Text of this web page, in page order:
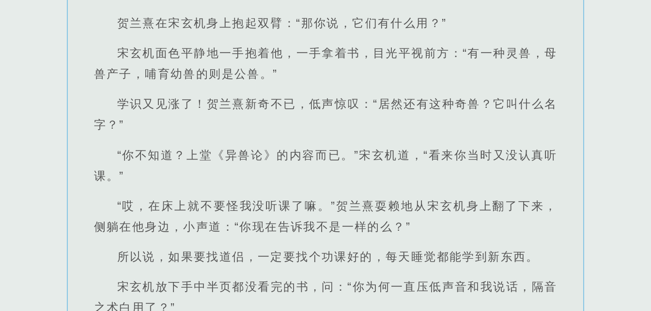
贺兰熹在宋玄机身上抱起双臂：“那你说，它们有什么用？”
宋玄机面色平静地一手抱着他，一手拿着书，目光平视前方：“有一种灵兽，母
兽产子，哺育幼兽的则是公兽。”
学识又见涨了！贺兰熹新奇不已，低声惊叹：“居然还有这种奇兽？它叫什么名
字？”
“你不知道？上堂《异兽论》的内容而已。”宋玄机道，“看来你当时又没认真听
课。”
“哎，在床上就不要怪我没听课了嘛。”贺兰熹耍赖地从宋玄机身上翻了下来，
侧躺在他身边，小声道：“你现在告诉我不是一样的么？”
所以说，如果要找道侣，一定要找个功课好的，每天睡觉都能学到新东西。
宋玄机放下手中半页都没看完的书，问：“你为何一直压低声音和我说话，隔音
之术白用了？”